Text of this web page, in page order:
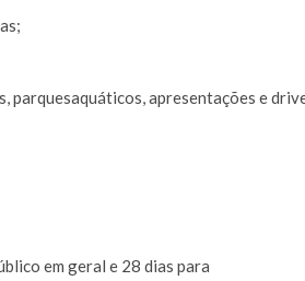
parquesaquáticos, apresentações e
em geral e 28 dias para